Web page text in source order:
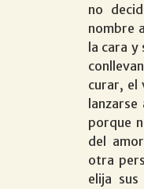
no
nombre
la cara
curar, el
porque
del
otra
elija